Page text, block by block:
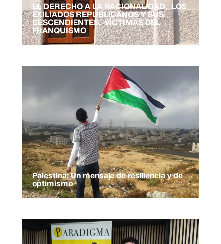
EL DERECHO A LA NACIONALIDAD. LOS
EXILIADOS REPUBLICANOS Y SUS
DESCENDIENTES, VÍCTIMAS DEL
FRANQUISMO
Palestina: Un mensaje de resiliencia y de
optimismo